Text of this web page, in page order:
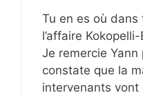
Tu en es où
l’affaire
Je remercie Yann
constate que la
intervenants vont